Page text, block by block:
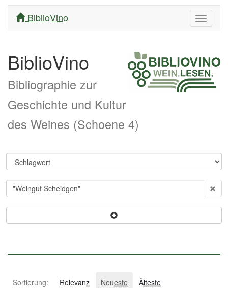
ein/
BiblioVino
BiblioVino
Bibliographie zur
Geschichte und Kultur
des Weines (Schoene 4)
Sortierung: Relevanz Neueste
Älteste